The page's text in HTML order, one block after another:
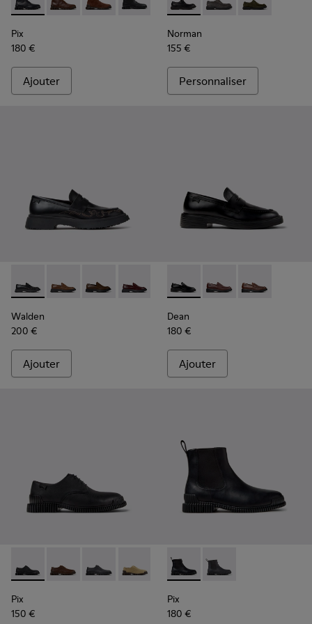
Pix - K300542-004 - Bottines en cuir noir pour homme.
Pix - K300542-005
Pix - K300542-003
Pix - K300542-001 - Bottines en cuir
Pix
180 €
Ajouter
Norman - K100999-001 -
Norman - K100999-
Norman -
Norman
155 €
Personnaliser
Walden - K100633-048 - Mocassins en cuir noir pour
Walden - K100633-049
Walden - K100633-046
Walden - K100633-045
Walden - K100633-019 -
Walden
200 €
Ajouter
Dean - K101045-001 -
Dean - K101045-008
Dean -
Dean
180 €
Ajouter
Pix - K101076-001 - Chaussures en cuir noir pour homme.
Pix - K101076-010
Pix - K101076-008
Pix - K101076-006
Pix - K101076-005
Pix - K101076-003
Pix
150 €
Pix - K300562-001 -
Pix - K300562-002
Pix
180 €